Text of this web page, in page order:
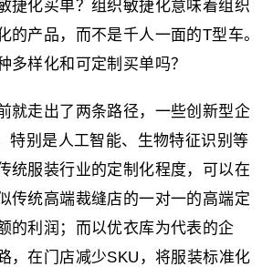
捷化买单？组织敏捷化意味着组织
的产品，而不是千人一面的T型车。
多样化和可定制买单吗？
就走出了两条路径，一些创新型企
特别是人工智能、生物特征识别等
统服装行业的定制化程度，可以在
传统高端裁缝店的一对一的高端定
的利润；而以优衣库为代表的企
，在门店减少SKU，将服装标准化